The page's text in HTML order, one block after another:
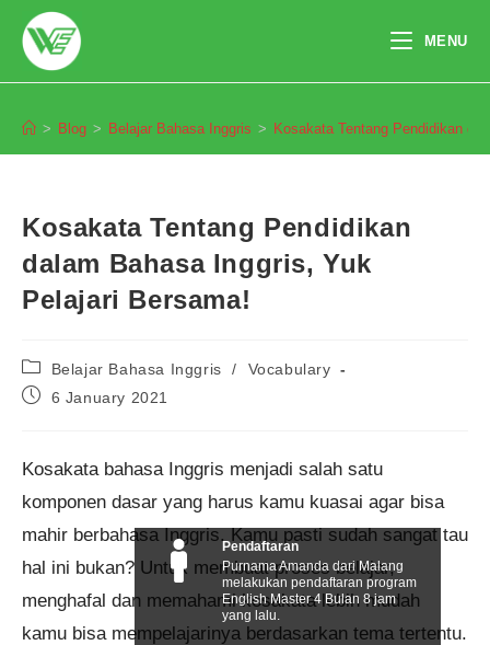
content
MENU
> Blog > Belajar Bahasa Inggris > Kosakata Tentang Pendidikan
Kosakata Tentang Pendidikan
dalam Bahasa Inggris, Yuk
Pelajari Bersama!
Post
category:
Belajar Bahasa Inggris /
Vocabulary
Post6 January 2021
Kosakata bahasa Inggris menjadi salah satu
komponen dasar yang harus kamu kuasai agar bisa
mahir berbahasa Inggris. Kamu pasti sudah sangat tau
hal ini bukan? Untuk membuat proses belajar,
menghafal dan memahami kosakata lebih mudah
kamu bisa mempelajarinya berdasarkan tema tertentu.
Pendaftaran
Purnama Amanda dari Malang
melakukan pendaftaran program
English Master 4 Bulan 8 jam
yang lalu.